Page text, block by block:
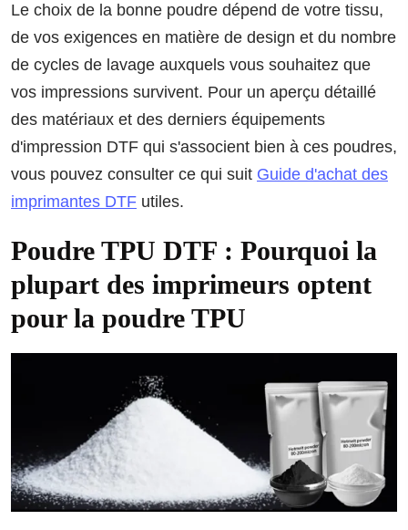
Le choix de la bonne poudre dépend de votre tissu,
de vos exigences en matière de design et du nombre
de cycles de lavage auxquels vous souhaitez que
vos impressions survivent. Pour un aperçu détaillé
des matériaux et des derniers équipements
d'impression DTF qui s'associent bien à ces poudres,
vous pouvez consulter ce qui suit Guide d'achat des
imprimantes DTF utiles.
Poudre TPU DTF : Pourquoi la
plupart des imprimeurs optent
pour la poudre TPU